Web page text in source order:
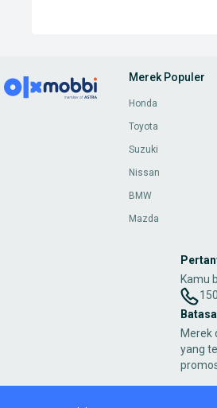
Merek Populer
Honda
Toyota
Suzuki
Nissan
BMW
Mazda
Kamu
Merek
yang